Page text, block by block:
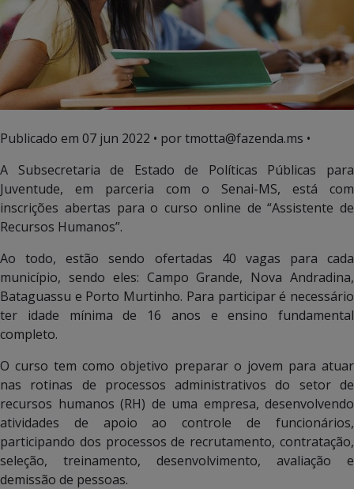
Publicado em 07 jun 2022 • por tmotta@fazenda.ms •
A Subsecretaria de Estado de Políticas Públicas para
Juventude, em parceria com o Senai-MS, está com
inscrições abertas para o curso online de “Assistente de
Recursos Humanos”.
Ao todo, estão sendo ofertadas 40 vagas para cada
município, sendo eles: Campo Grande, Nova Andradina,
Bataguassu e Porto Murtinho. Para participar é necessário
ter idade mínima de 16 anos e ensino fundamental
completo.
O curso tem como objetivo preparar o jovem para atuar
nas rotinas de processos administrativos do setor de
recursos humanos (RH) de uma empresa, desenvolvendo
atividades de apoio ao controle de funcionários,
participando dos processos de recrutamento, contratação,
seleção, treinamento, desenvolvimento, avaliação e
demissão de pessoas.